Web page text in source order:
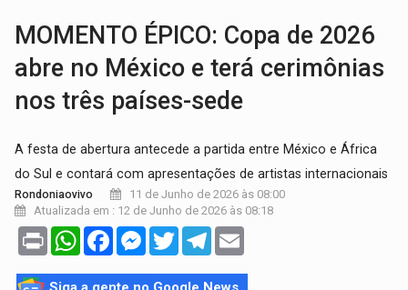
MOMENTO ÉPICO: Copa de 2026
abre no México e terá cerimônias
nos três países-sede
A festa de abertura antecede a partida entre México e África
do Sul e contará com apresentações de artistas internacionais
Rondoniaovivo
11 de Junho de 2026 às 08:00
Atualizada em : 12 de Junho de 2026 às 08:18
Print WhatsAppFacebookMessenger
TwitterTelegram